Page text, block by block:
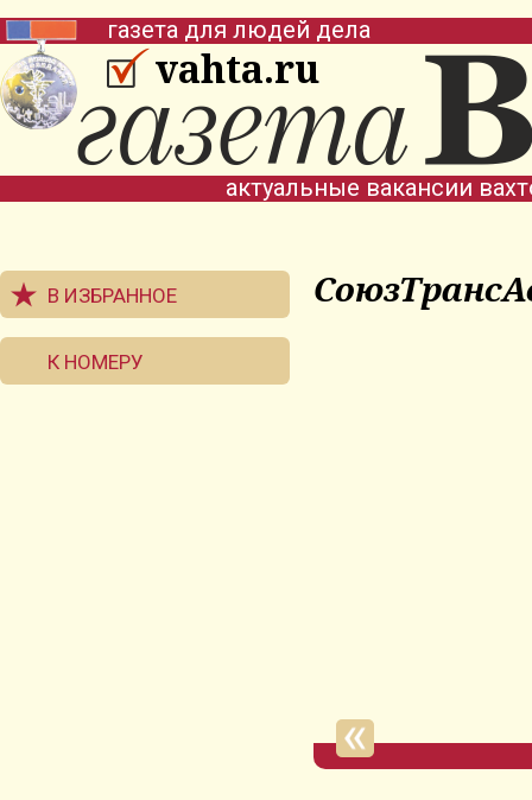
vahta.ru
газета для людей дела
актуальные вакансии
В ИЗБРАННОЕ
К НОМЕРУ